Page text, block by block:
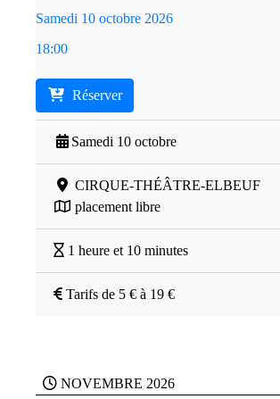
Samedi 10 octobre 2026
18:00
Réserver
Samedi 10 octobre
CIRQUE-THÉÂTRE-ELBEUF
placement libre
1 heure et 10 minutes
Tarifs de 5 € à 19 €
NOVEMBRE 2026